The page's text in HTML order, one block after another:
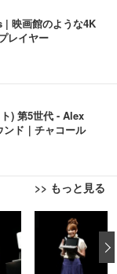
映画館のような4K
レイヤー
) 第5世代 - Alex
ド｜チャコール
>> もっと見る
レワーク 疲れな
クト 約105度ロッ
面昇降 強化ナイロ
宅ワーク H-WY01
ニター | FlexScan
Type-C・ホワ
薄型 レギュラー 1